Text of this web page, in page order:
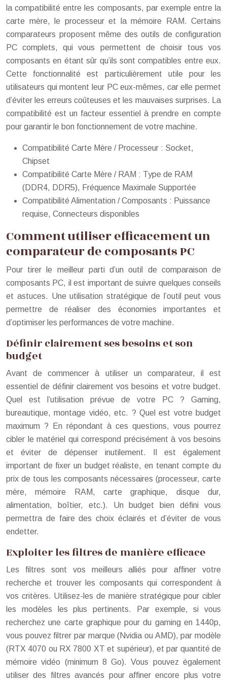
la compatibilité entre les composants, par exemple entre la
carte mère, le processeur et la mémoire RAM. Certains
comparateurs proposent même des outils de configuration
PC complets, qui vous permettent de choisir tous vos
composants en étant sûr qu’ils sont compatibles entre eux.
Cette fonctionnalité est particulièrement utile pour les
utilisateurs qui montent leur PC eux-mêmes, car elle permet
d’éviter les erreurs coûteuses et les mauvaises surprises. La
compatibilité est un facteur essentiel à prendre en compte
pour garantir le bon fonctionnement de votre machine.
Compatibilité Carte Mère / Processeur : Socket,
Chipset
Compatibilité Carte Mère / RAM : Type de RAM
(DDR4, DDR5), Fréquence Maximale Supportée
Compatibilité Alimentation / Composants : Puissance
requise, Connecteurs disponibles
Comment utiliser efficacement un
comparateur de composants PC
Pour tirer le meilleur parti d’un outil de comparaison de
composants PC, il est important de suivre quelques conseils
et astuces. Une utilisation stratégique de l’outil peut vous
permettre de réaliser des économies importantes et
d’optimiser les performances de votre machine.
Définir clairement ses besoins et son
budget
Avant de commencer à utiliser un comparateur, il est
essentiel de définir clairement vos besoins et votre budget.
Quel est l’utilisation prévue de votre PC ? Gaming,
bureautique, montage vidéo, etc. ? Quel est votre budget
maximum ? En répondant à ces questions, vous pourrez
cibler le matériel qui correspond précisément à vos besoins
et éviter de dépenser inutilement. Il est également
important de fixer un budget réaliste, en tenant compte du
prix de tous les composants nécessaires (processeur, carte
mère, mémoire RAM, carte graphique, disque dur,
alimentation, boîtier, etc.). Un budget bien défini vous
permettra de faire des choix éclairés et d’éviter de vous
endetter.
Exploiter les filtres de manière efficace
Les filtres sont vos meilleurs alliés pour affiner votre
recherche et trouver les composants qui correspondent à
vos critères. Utilisez-les de manière stratégique pour cibler
les modèles les plus pertinents. Par exemple, si vous
recherchez une carte graphique pour du gaming en 1440p,
vous pouvez filtrer par marque (Nvidia ou AMD), par modèle
(RTX 4070 ou RX 7800 XT et supérieur), et par quantité de
mémoire vidéo (minimum 8 Go). Vous pouvez également
utiliser des filtres avancés pour affiner encore plus votre